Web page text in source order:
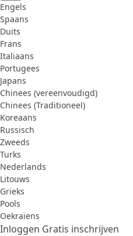
Engels
Spaans
Duits
Frans
Italiaans
Portugees
Japans
Chinees (vereenvoudigd)
Chinees (Traditioneel)
Koreaans
Russisch
Zweeds
Turks
Nederlands
Litouws
Grieks
Pools
Oekraïens
Inloggen Gratis inschrijven